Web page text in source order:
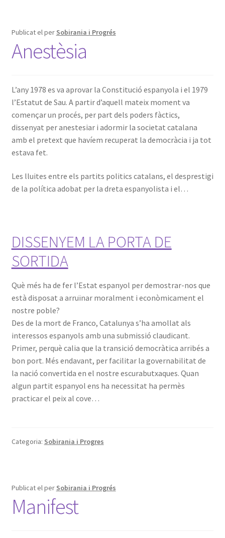
Publicat elper Sobirania i Progrés
Anestèsia
L’any 1978 es va aprovar la Constitució espanyola i el 1979
l’Estatut de Sau. A partir d’aquell mateix moment va
començar un procés, per part dels poders fàctics,
dissenyat per anestesiar i adormir la societat catalana
amb el pretext que havíem recuperat la democràcia i ja tot
estava fet.
Les lluites entre els partits politics catalans, el desprestigi
de la política adobat per la dreta espanyolista i el…
DISSENYEM LA PORTA DE
SORTIDA
Què més ha de fer l’Estat espanyol per demostrar-nos que
està disposat a arruïnar moralment i econòmicament el
nostre poble?
Des de la mort de Franco, Catalunya s’ha amollat als
interessos espanyols amb una submissió claudicant.
Primer, perquè calia que la transició democràtica arribés a
bon port. Més endavant, per facilitar la governabilitat de
la nació convertida en el nostre escurabutxaques. Quan
algun partit espanyol ens ha necessitat ha permès
practicar el peix al cove…
Categoria: Sobirania i Progres
Publicat elper Sobirania i Progrés
Manifest